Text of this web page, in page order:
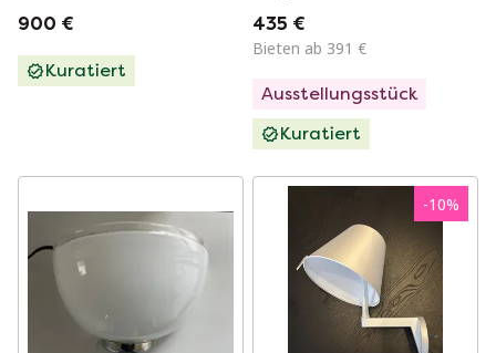
Forcolini
Design der 1980er
900 €
Kuratiert
von Michele De
Lucchi & Giancarlo
Artemide
435 €
Bieten ab 391 €
Ausstellungsstück
Kuratiert
-10%